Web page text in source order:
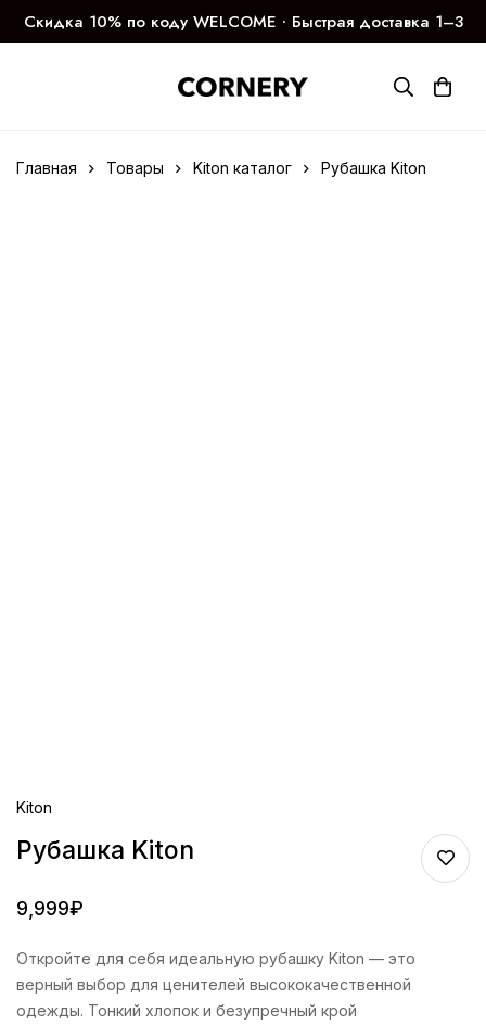
Скидка 10% по коду WELCOME ∙ Быстрая доставка 1–3
дня
Главная Товары Kiton каталог Рубашка Kiton
Kiton
Рубашка Kiton
9,999₽
Откройте для себя идеальную рубашку Kiton — это
верный выбор для ценителей высококачественной
одежды. Тонкий хлопок и безупречный крой